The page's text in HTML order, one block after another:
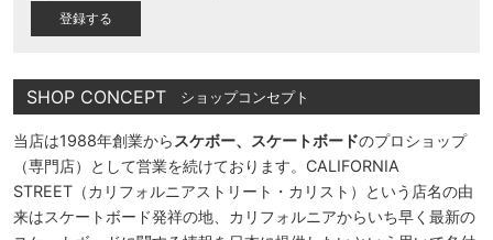
SHOP CONCEPT ショップコンセプト
当店は1988年創業から スケボー、スケートボードのプロショップ
（専門店）として営業を続けております。CALIFORNIA
STREET（カリフォルニアストリート・カリスト）という店名の由
来はスケートボード発祥の地、カリフォルニアからいち早く最新の